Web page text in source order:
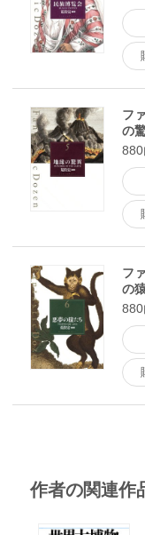
フ
の
880
フ
の
880
作者の関連作